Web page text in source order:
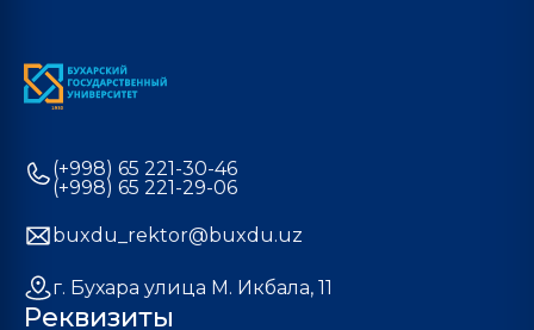
(+998) 65 221-30-46
(+998) 65 221-29-06
buxdu_rektor@buxdu.uz
г. Бухара улица М. Икбала, 11
Реквизиты